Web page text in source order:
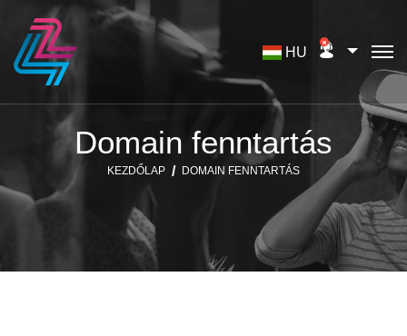
HU
Domain fenntartás
KEZDŐLAP DOMAIN FENNTARTÁS